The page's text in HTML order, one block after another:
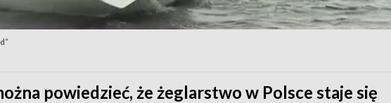
powiedzieć, że żeglarstwo w Polsce staje się